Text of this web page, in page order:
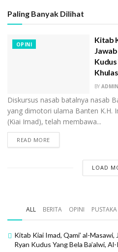
Bin Isa Al Muhajir.
Jadi Ahmad bin Isa Al
Ahdal adalah pamannya
trah Musa Al Kadzim, yang
cucu dari Ahmad bin Isa
Sedangkan menurut Ba’alwi,
hijrahnya saja, tak ada
bersikukuh Hijrah di Tahun
Tags:
bahar bin smith
bin yahya
Dzuriyyah
Dzuriyyah Nabi
Paling Banyak Dilihat
OPINI
Kitab
Kudus
BY ADMIN
Diskursus nasab batalnya nasab
yang dimotori ulama Banten K.H.
(Kiai Imad), telah membawa...
READ MORE
LOAD
ALL BERITA OPINI PUSTAKA
Kitab Kiai Imad, Qami’ al-
Ryan Kudus Yang Bela Ba’alwi,